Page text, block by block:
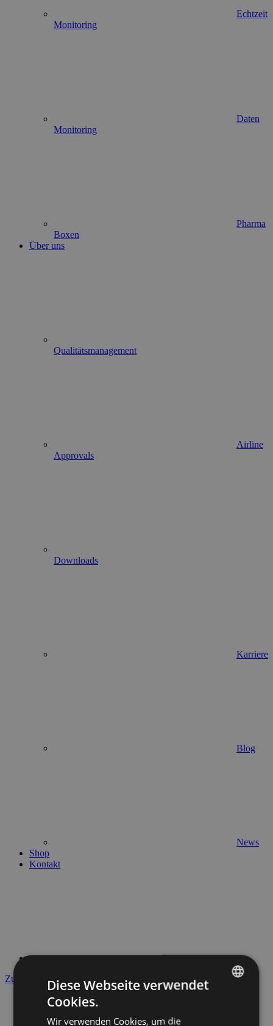
Echtzeit
Monitoring
Daten
Monitoring
Pharma
Boxen
Über uns
Qualitätsmanagement
Airline
Approvals
Downloads
Karriere
Blog
News
Shop
Kontakt
Zurück
Diese Webseite verwendet
Cookies.
Wir verwenden Cookies, um die